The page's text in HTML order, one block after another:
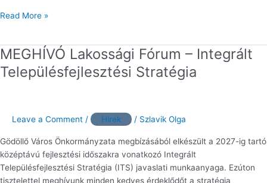
Read More »
MEGHÍVÓ Lakossági Fórum – Integrált
Településfejlesztési Stratégia
Leave a Comment / Hírek / Szlavik Olga
Gödöllő Város Önkormányzata megbízásából elkészült a 2027-ig tartó
középtávú fejlesztési időszakra vonatkozó Integrált
Településfejlesztési Stratégia (ITS) javaslati munkaanyaga. Ezúton
tisztelettel meghívunk minden kedves érdeklődőt a stratégia
MEGHÍVÓ
Lakossági
Fórum
Településfejlesztési